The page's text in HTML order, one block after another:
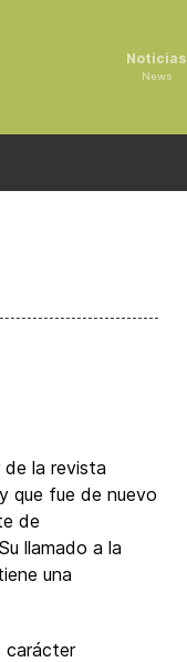
Noticias
News
la revista
que fue de nuevo
de
llamado a la
una
carácter